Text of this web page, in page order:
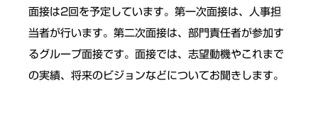
面接は2回を予定しています。第一次面接は、人事担
当者が行います。第二次面接は、部門責任者が参加す
るグループ面接です。面接では、志望動機やこれまで
の実績、将来のビジョンなどについてお聞きします。